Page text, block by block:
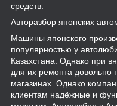
средств.
Авторазбор японских
Машины японского
популярностью у
Казахстана. Однако при
для их ремонта довольно
магазинах. Однако
клиентам надёжные и